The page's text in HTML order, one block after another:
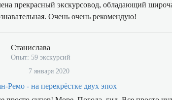
прекрасный экскурсовод, обладающий
Очень очень рекомендую!
Станислава
Опыт: 59 экскурсий
7 января 2020
Ремо - на перекрёстке двух эпох